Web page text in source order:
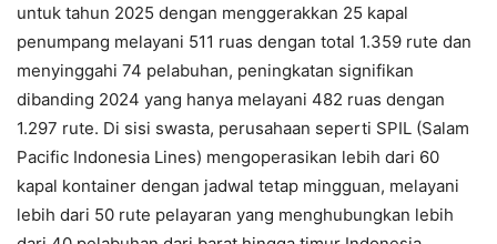
untuk tahun 2025 dengan menggerakkan 25 kapal
penumpang melayani 511 ruas dengan total 1.359 rute dan
menyinggahi 74 pelabuhan, peningkatan signifikan
dibanding 2024 yang hanya melayani 482 ruas dengan
1.297 rute. Di sisi swasta, perusahaan seperti SPIL (Salam
Pacific Indonesia Lines) mengoperasikan lebih dari 60
kapal kontainer dengan jadwal tetap mingguan, melayani
lebih dari 50 rute pelayaran yang menghubungkan lebih